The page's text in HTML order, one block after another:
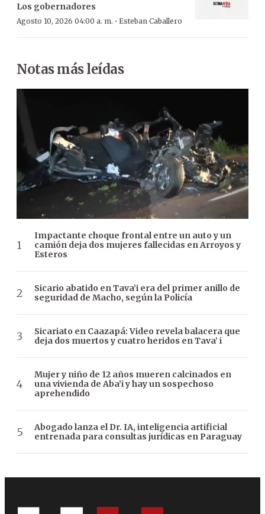
Los gobernadores
Agosto 10, 2026 04:00 a. m. · Esteban Caballero
Notas más leídas
Impactante choque frontal entre un auto y un
camión deja dos mujeres fallecidas en Arroyos y
Esteros
Sicario abatido en Tava’i era del primer anillo de
seguridad de Macho, según la Policía
Sicariato en Caazapá: Video revela balacera que
deja dos muertos y cuatro heridos en Tava’ i
Mujer y niño de 12 años mueren calcinados en
una vivienda de Aba’i y hay un sospechoso
aprehendido
Abogado lanza el Dr. IA, inteligencia artificial
entrenada para consultas jurídicas en Paraguay